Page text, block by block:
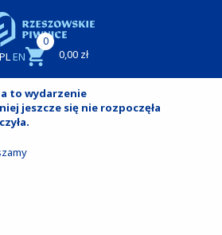
PLEN
0
0,00 zł
to wydarzenie
jeszcze się nie rozpoczęła